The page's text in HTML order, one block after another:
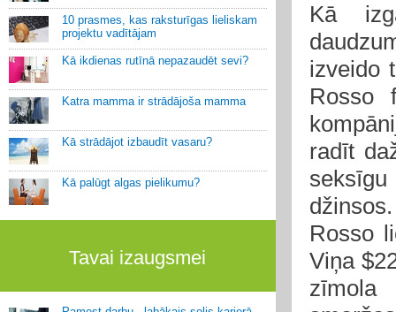
10 prasmes, kas raksturīgas lieliskam
projektu vadītājam
Kā ikdienas rutīnā nepazaudēt sevi?
Katra mamma ir strādājoša mamma
Kā strādājot izbaudīt vasaru?
Kā palūgt algas pielikumu?
Tavai izaugsmei
Kā
izveido
Rosso
radīt
Rosso
Viņa
zīmola